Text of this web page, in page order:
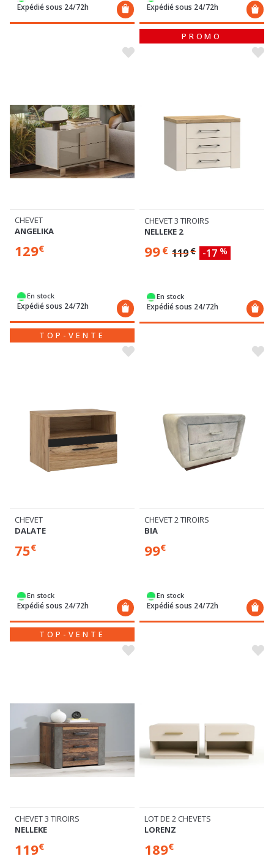
Expédié sous 24/72h Expédié sous 24/72h
CHEVET
ANGELIKA
129€
En stock
Expédié sous 24/72h
PROMO
CHEVET 3 TIROIRS
NELLEKE 2
99€ 119€ -17 %
En stock
Expédié sous 24/72h
TOP-VENTE
CHEVET
DALATE
75€
En stock
Expédié sous 24/72h
CHEVET 2 TIROIRS
BIA
99€
En stock
Expédié sous 24/72h
TOP-VENTE
CHEVET 3 TIROIRS
NELLEKE
119€
LOT DE 2 CHEVETS
LORENZ
189€